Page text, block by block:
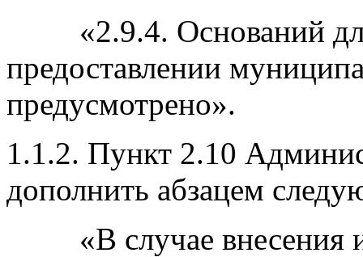
«2.9.4. Оснований для
предоставлении
предусмотрено».
1.1.2. Пункт 2.10
дополнить абзацем
«В случае внесения